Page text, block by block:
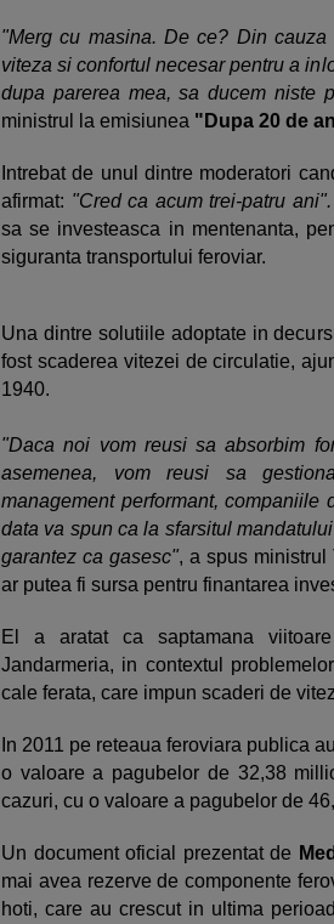
"Merg cu masina. De ce? Din
viteza si confortul necesar pentru a
dupa parerea mea, sa ducem niste
ministrul la emisiunea "Dupa 20 de
Intrebat de unul dintre moderatori
afirmat: "Cred ca acum trei-patru ani".
sa se investeasca in mentenanta,
siguranta transportului feroviar.
Una dintre solutiile adoptate in
fost scaderea vitezei de circulatie,
1940.
"Daca noi vom reusi sa absorbim
asemenea, vom reusi sa
management performant,
data va spun ca la sfarsitul
garantez ca gasesc", a spus ministrul
ar putea fi sursa pentru finantarea
El a aratat ca saptamana
Jandarmeria, in contextul
cale ferata, care impun scaderi de
In 2011 pe reteaua feroviara publica
o valoare a pagubelor de 32,38
cazuri, cu o valoare a pagubelor de
Un document oficial prezentat de
mai avea rezerve de componente
hoti, care au crescut in ultima